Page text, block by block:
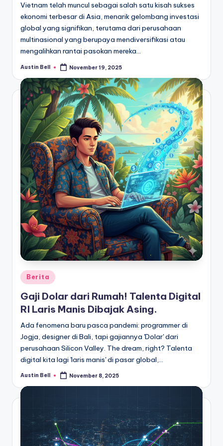
Vietnam telah muncul sebagai salah satu kisah sukses
ekonomi terbesar di Asia, menarik gelombang investasi
global yang signifikan, terutama dari perusahaan
multinasional yang berupaya mendiversifikasi atau
mengalihkan rantai pasokan mereka…
Posted
Austin Bell November 19, 2025
Posted
in
Berita
Gaji Dolar dari Rumah! Talenta Digital
RI Laris Manis Dibajak Asing.
Ada fenomena baru pasca pandemi: programmer di
Jogja, designer di Bali, tapi gajiannya 'Dolar' dari
perusahaan Silicon Valley. The dream, right? Talenta
digital kita lagi 'laris manis' di pasar global,…
Posted
Austin Bell November 8, 2025